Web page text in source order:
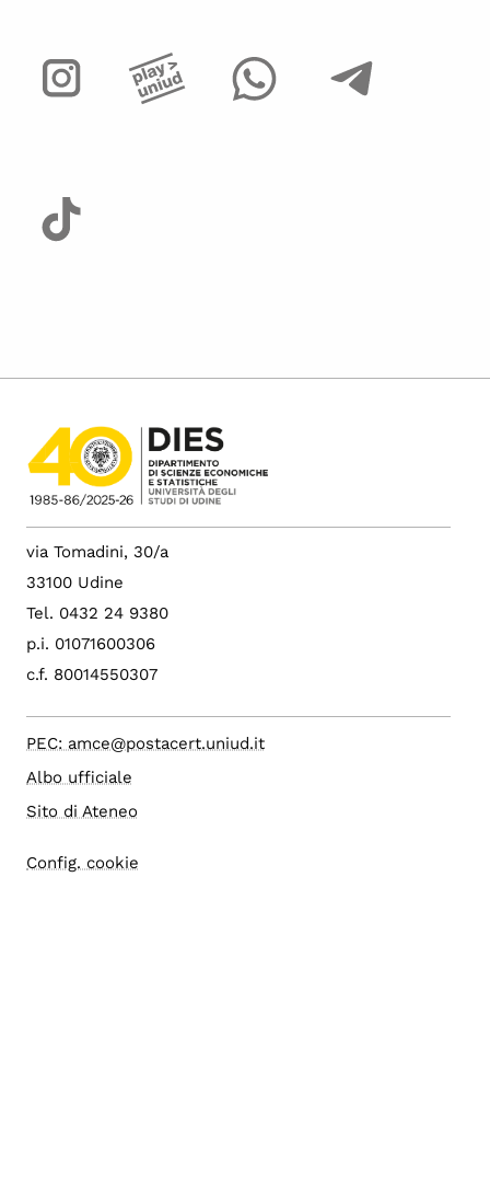
via Tomadini, 30/a
33100 Udine
Tel. 0432 24 9380
p.i. 01071600306
c.f. 80014550307
PEC: amce@postacert.uniud.it
Albo ufficiale
Sito di Ateneo
Config. cookie